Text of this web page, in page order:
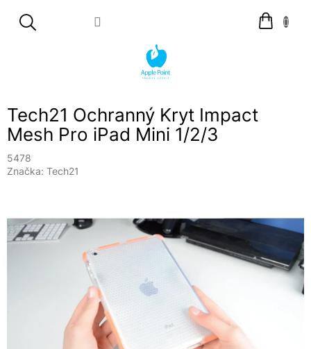
Nákupní
košík
Tech21 Ochranný Kryt Impact
Mesh Pro iPad Mini 1/2/3
5478
Značka: Tech21